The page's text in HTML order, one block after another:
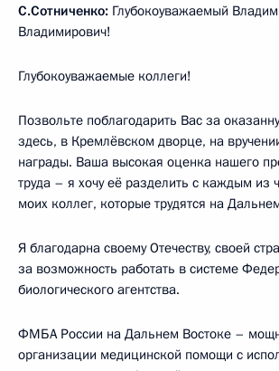
С.Сотниченко: Глубокоуважаемый
Владимирович!
Глубокоуважаемые коллеги!
Позвольте поблагодарить Вас за
здесь, в Кремлёвском дворце, на
награды. Ваша высокая оценка нашего
труда – я хочу её разделить с каждым из
моих коллег, которые трудятся на
Я благодарна своему Отечеству, своей
за возможность работать в системе
биологического агентства.
ФМБА России на Дальнем Востоке –
организации медицинской помощи с